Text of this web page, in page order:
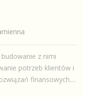
z nimi
potrzeb klientów i
finansowych....